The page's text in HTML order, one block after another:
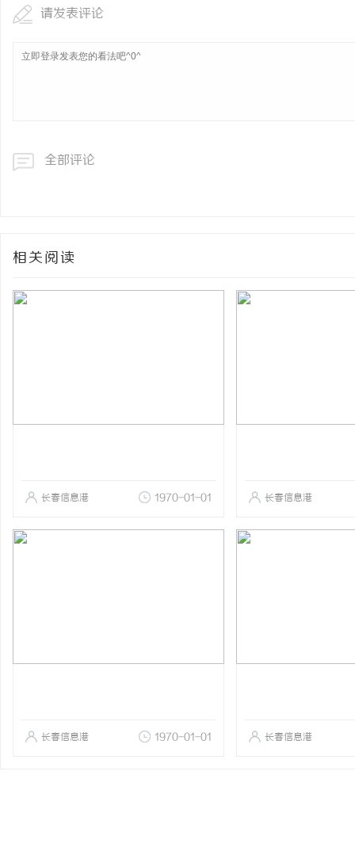
请发表评论
全部评论
相关阅读
长春信息港 1970-01-01 长春信息港
长春信息港 1970-01-01 长春信息港